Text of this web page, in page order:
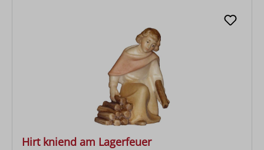
Hirt kniend am Lagerfeuer